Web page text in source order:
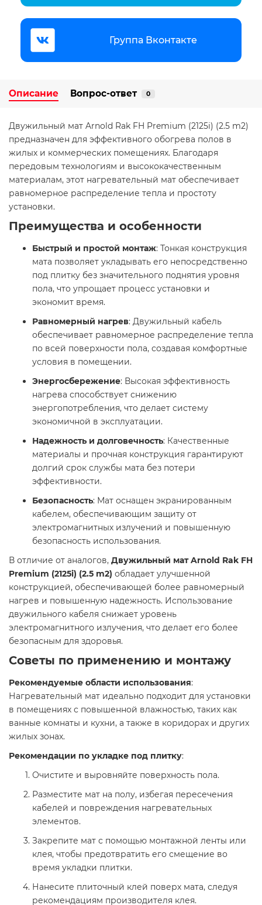
Группа Вконтакте
Описание Вопрос-ответ 0
Двужильный мат Arnold Rak FH Premium (2125i) (2.5 m2)
предназначен для эффективного обогрева полов в
жилых и коммерческих помещениях. Благодаря
передовым технологиям и высококачественным
материалам, этот нагревательный мат обеспечивает
равномерное распределение тепла и простоту
установки.​
Преимущества и особенности
Быстрый и простой монтаж: Тонкая конструкция
мата позволяет укладывать его непосредственно
под плитку без значительного поднятия уровня
пола, что упрощает процесс установки и
экономит время.​
Равномерный нагрев: Двужильный кабель
обеспечивает равномерное распределение тепла
по всей поверхности пола, создавая комфортные
условия в помещении.​
Энергосбережение: Высокая эффективность
нагрева способствует снижению
энергопотребления, что делает систему
экономичной в эксплуатации.​
Надежность и долговечность: Качественные
материалы и прочная конструкция гарантируют
долгий срок службы мата без потери
эффективности.​
Безопасность: Мат оснащен экранированным
кабелем, обеспечивающим защиту от
электромагнитных излучений и повышенную
безопасность использования.​
В отличие от аналогов, Двужильный мат Arnold Rak FH
Premium (2125i) (2.5 m2) обладает улучшенной
конструкцией, обеспечивающей более равномерный
нагрев и повышенную надежность. Использование
двужильного кабеля снижает уровень
электромагнитного излучения, что делает его более
безопасным для здоровья.​
Советы по применению и монтажу
Рекомендуемые области использования:
Нагревательный мат идеально подходит для установки
в помещениях с повышенной влажностью, таких как
ванные комнаты и кухни, а также в коридорах и других
жилых зонах.​
Рекомендации по укладке под плитку:
Очистите и выровняйте поверхность пола.​
Разместите мат на полу, избегая пересечения
кабелей и повреждения нагревательных
элементов.​
Закрепите мат с помощью монтажной ленты или
клея, чтобы предотвратить его смещение во
время укладки плитки.​
Нанесите плиточный клей поверх мата, следуя
рекомендациям производителя клея.​